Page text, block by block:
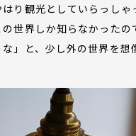
り観光としていらっしゃ
世界しか知らなかったの
」と、少し外の世界を